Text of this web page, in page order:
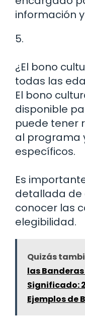
información
5.
¿El bono
todas las
El bono
disponible
puede tener
al programa
específicos.
Es
detallada de
conocer las
elegibilidad.
Quizás
las
Significado:
Ejemplos de